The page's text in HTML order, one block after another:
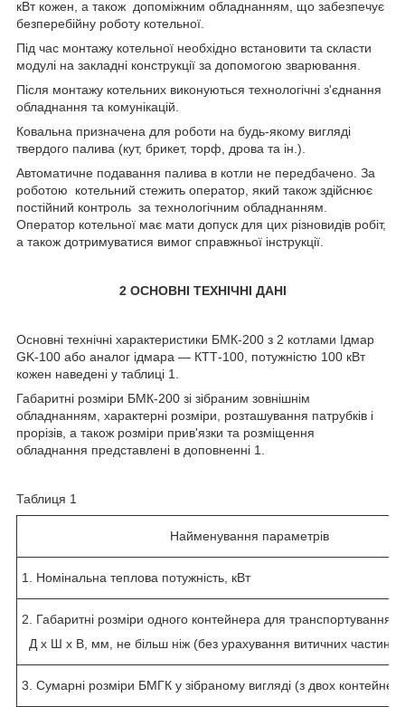
кВт кожен, а також допоміжним обладнанням, що забезпечує
безперебійну роботу котельної.
Під час монтажу котельної необхідно встановити та скласти
модулі на закладні конструкції за допомогою зварювання.
Після монтажу котельних виконуються технологічні з'єднання
обладнання та комунікацій.
Ковальна призначена для роботи на будь-якому вигляді
твердого палива (кут, брикет, торф, дрова та ін.).
Автоматичне подавання палива в котли не передбачено. За
роботою котельний стежить оператор, який також здійснює
постійний контроль за технологічним обладнанням.
Оператор котельної має мати допуск для цих різновидів робіт,
а також дотримуватися вимог справжньої інструкції.
2 ОСНОВНІ ТЕХНІЧНІ ДАНІ
Основні технічні характеристики БМК-200 з 2 котлами Ідмар
GK-100 або аналог ідмара — КТТ-100, потужністю 100 кВт
кожен наведені у таблиці 1.
Габаритні розміри БМК-200 зі зібраним зовнішнім
обладнанням, характерні розміри, розташування патрубків і
прорізів, а також розміри прив'язки та розміщення
обладнання представлені в доповненні 1.
Таблиця 1
Найменування параметрів
1. Номінальна теплова потужність, кВт
2. Габаритні розміри одного контейнера для транспортування
Д х Ш х В, мм, не більш ніж (без урахування витичних частин)
3. Сумарні розміри БМГК у зібраному вигляді (з двох